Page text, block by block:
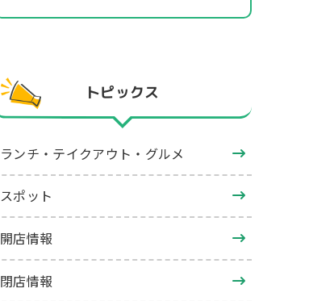
トピックス
ランチ・テイクアウト・グルメ
スポット
開店情報
閉店情報